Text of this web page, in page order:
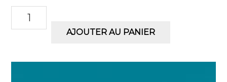
quantité
de
AJOUTER AU PANIER